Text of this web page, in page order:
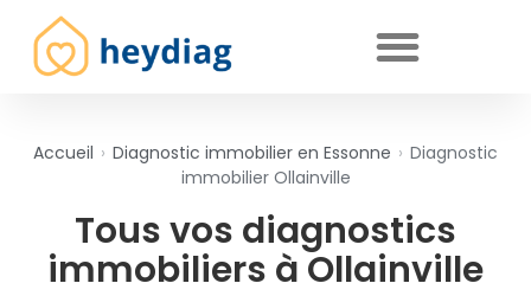
Accueil › Diagnostic immobilier en Essonne › Diagnostic
immobilier Ollainville
Tous vos diagnostics
immobiliers à Ollainville